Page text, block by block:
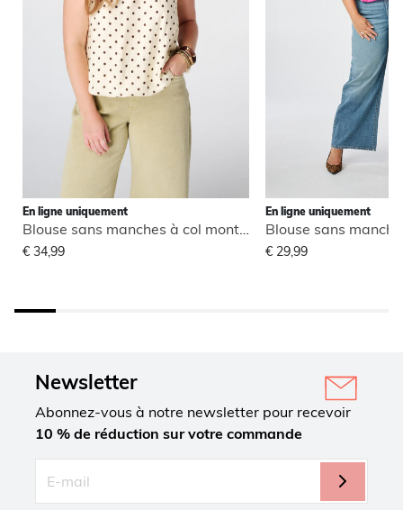
En ligne uniquement
Blouse sans manches à col montant
€ 34,99
En ligne uniquement
€ 29,99
Newsletter
Abonnez-vous à notre newsletter pour recevoir
10 % de réduction sur votre commande